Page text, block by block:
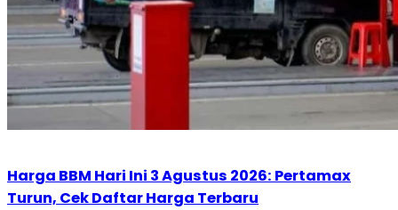
Harga BBM Hari Ini 3 Agustus 2026: Pertamax
Turun, Cek Daftar Harga Terbaru